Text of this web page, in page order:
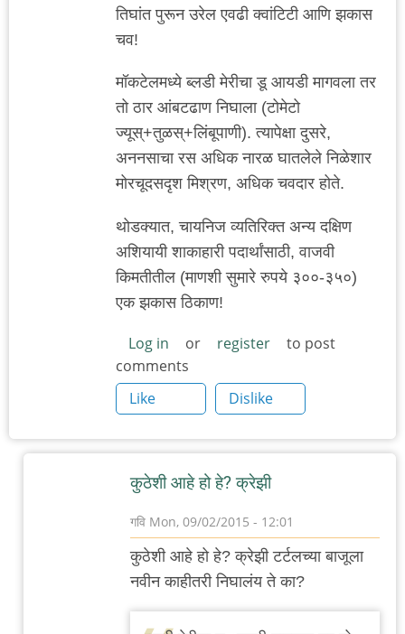
तिघांत पुरून उरेल एवढी क्वांटिटी आणि झकास
चव!
मॉकटेलमध्ये ब्लडी मेरीचा डू आयडी मागवला तर
तो ठार आंबटढाण निघाला (टोमेटो
ज्यूस्+तुळस्+लिंबूपाणी). त्यापेक्षा दुसरे,
अननसाचा रस अधिक नारळ घातलेले निळेशार
मोरचूदसदृश मिश्रण, अधिक चवदार होते.
थोडक्यात, चायनिज व्यतिरिक्त अन्य दक्षिण
अशियायी शाकाहारी पदार्थांसाठी, वाजवी
किमतीतील (माणशी सुमारे रुपये ३००-३५०)
एक झकास ठिकाण!
Log in or register
to post
comments
Like
Dislike
कुठेशी आहे हो हे? क्रेझी
गवि Mon, 09/02/2015 - 12:01
In
reply
कुठेशी आहे हो हे? क्रेझी टर्टलच्या बाजूला
नवीन काहीतरी निघालंय ते का?